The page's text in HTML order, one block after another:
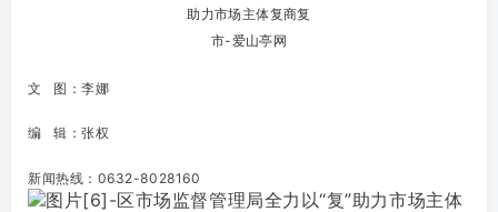
文 图：李娜
编 辑：张权
新闻热线：0632-8028160